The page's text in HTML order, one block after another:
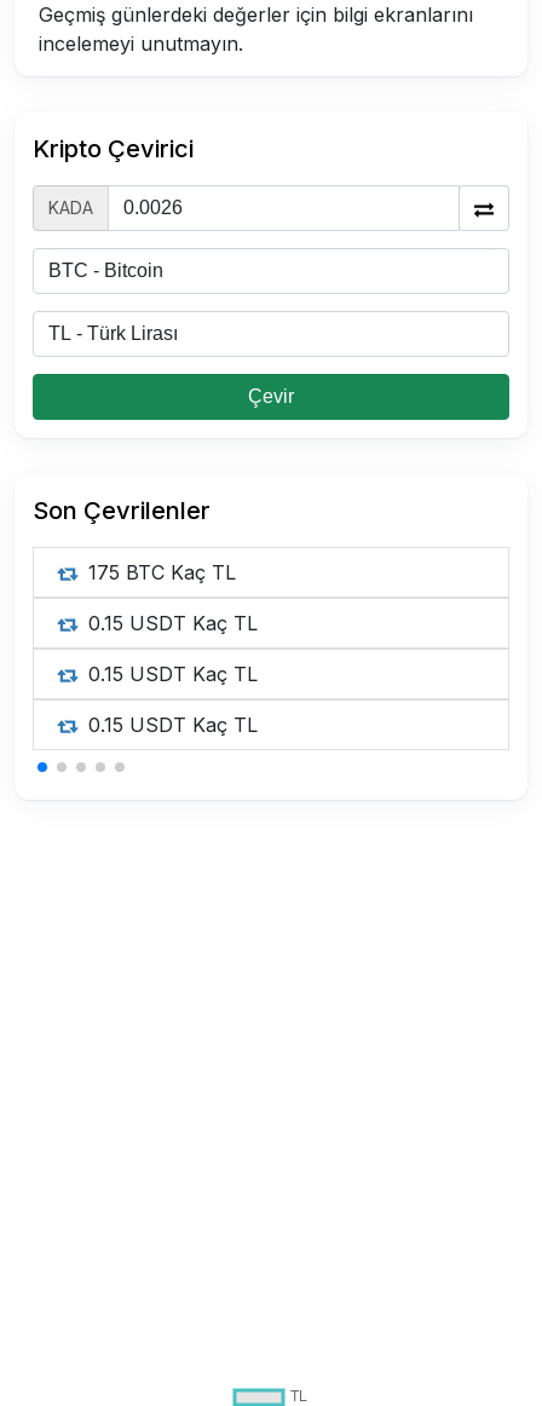
Geçmiş günlerdeki değerler için bilgi ekranlarını
incelemeyi unutmayın.
Kripto Çevirici
KADA
Çevir
Son Çevrilenler
175 BTC Kaç TL
0.15 USDT Kaç TL
0.15 USDT Kaç TL
0.15 USDT Kaç TL